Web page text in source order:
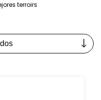
terroirs